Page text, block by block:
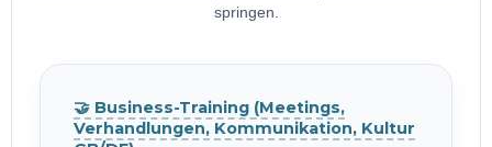
springen.
🤝 Business-Training (Meetings,
Verhandlungen, Kommunikation, Kultur